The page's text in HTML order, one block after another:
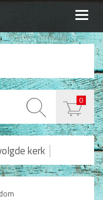
0
kerk |